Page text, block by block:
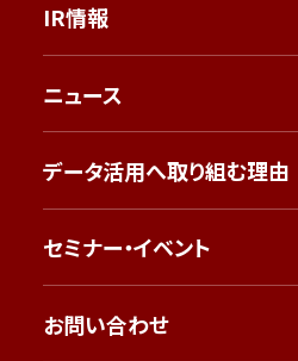
IR情報
ニュース
データ活用へ取り組む理由
セミナー・イベント
お問い合わせ